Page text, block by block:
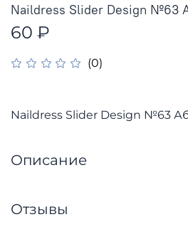
(0)
Naildress Slider Design №63
60 ₽
Naildress Slider Design №63
Описание
Отзывы